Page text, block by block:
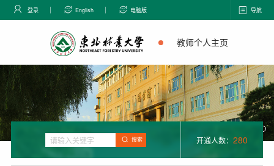
登录 English 电脑版 导航
教师个人主页
搜索 开通人数： 280